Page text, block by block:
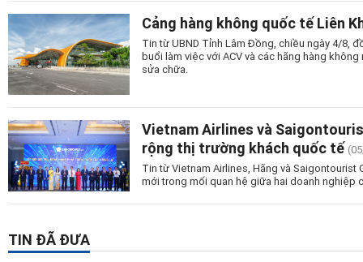
Cảng hàng không quốc tế Liên
Tin từ UBND Tỉnh Lâm Đồng, chiều ngày 4/8,
buổi làm việc với ACV và các hãng hàng
sửa chữa.
Vietnam Airlines và
rộng thị trường khách quốc tế
Tin từ Vietnam Airlines, Hãng và
mới trong mối quan hệ giữa hai doanh nghiệp
TIN ĐÃ ĐƯA